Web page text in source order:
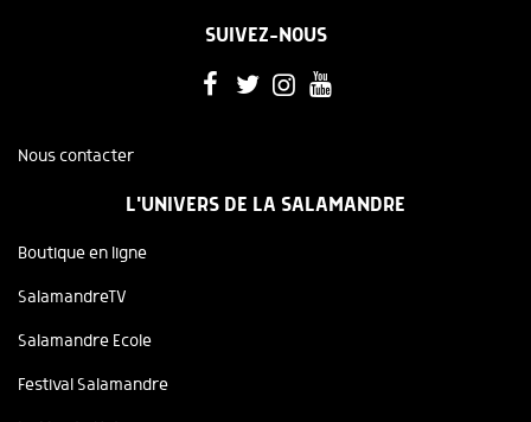
SUIVEZ-NOUS
Nous contacter
L'UNIVERS DE LA SALAMANDRE
Boutique en ligne
SalamandreTV
Salamandre Ecole
Festival Salamandre